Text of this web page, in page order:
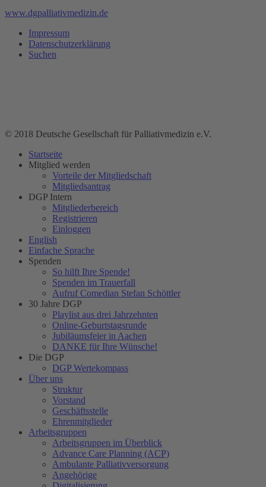
www.dgpalliativmedizin.de
Impressum
Datenschutzerklärung
Suchen
© 2018 Deutsche Gesellschaft für Palliativmedizin e.V.
Startseite
Mitglied werden
Vorteile der Mitgliedschaft
Mitgliedsantrag
DGP Intern
Mitgliederbereich
Registrieren
Einloggen
English
Einfache Sprache
Spenden
So hilft Ihre Spende!
Spenden im Trauerfall
Aufruf Comedian Stefan Schöttler
30 Jahre DGP
Playlist aus drei Jahrzehnten
Online-Geburtstagsrunde
Jubiläumsfeier in Aachen
DANKE für Ihre Wünsche!
Die DGP
DGP Wertekompass
Über uns
Struktur
Vorstand
Geschäftsstelle
Ehrenmitglieder
Arbeitsgruppen
Arbeitsgruppen im Überblick
Advance Care Planning (ACP)
Ambulante Palliativversorgung
Angehörige